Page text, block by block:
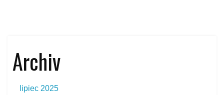
Archiv
lipiec 2025